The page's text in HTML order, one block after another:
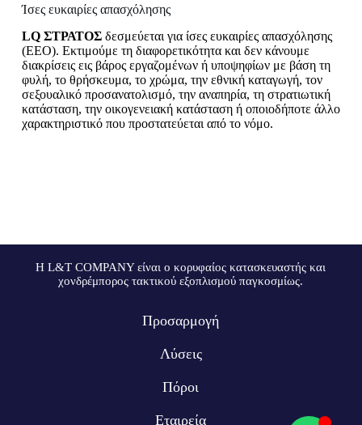
Ίσες ευκαιρίες απασχόλησης
LQ ΣΤΡΑΤΟΣδεσμεύεται για ίσες ευκαιρίες απασχόλησης
(EEO). Εκτιμούμε τη διαφορετικότητα και δεν κάνουμε
διακρίσεις εις βάρος εργαζομένων ή υποψηφίων με βάση τη
φυλή, το θρήσκευμα, το χρώμα, την εθνική καταγωγή, τον
σεξουαλικό προσανατολισμό, την αναπηρία, τη στρατιωτική
κατάσταση, την οικογενειακή κατάσταση ή οποιοδήποτε άλλο
χαρακτηριστικό που προστατεύεται από το νόμο.
Η L&T COMPANY είναι ο κορυφαίος κατασκευαστής και
χονδρέμπορος τακτικού εξοπλισμού παγκοσμίως.
Προσαρμογή
Λύσεις
Πόροι
Εταιρεία